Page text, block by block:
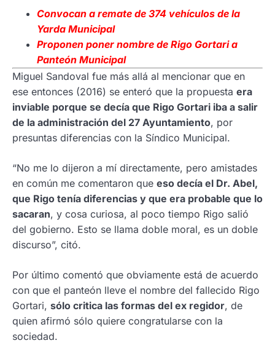
Convocan a remate de 374 vehículos de la
Yarda Municipal
Proponen poner nombre de Rigo Gortari a
Panteón Municipal
Miguel Sandoval fue más allá al mencionar que en
ese entonces (2016) se enteró que la propuesta era
inviable porque se decía que Rigo Gortari iba a salir
de la administración del 27 Ayuntamiento, por
presuntas diferencias con la Síndico Municipal.
“No me lo dijeron a mí directamente, pero amistades
en común me comentaron que eso decía el Dr. Abel,
que Rigo tenía diferencias y que era probable que lo
sacaran, y cosa curiosa, al poco tiempo Rigo salió
del gobierno. Esto se llama doble moral, es un doble
discurso”, citó.
Por último comentó que obviamente está de acuerdo
con que el panteón lleve el nombre del fallecido Rigo
Gortari, sólo critica las formas del ex regidor, de
quien afirmó sólo quiere congratularse con la
sociedad.